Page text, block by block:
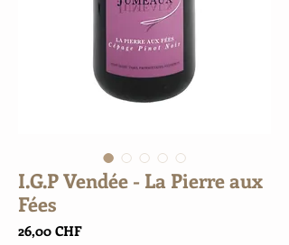
I.G.P Vendée - La Pierre aux
Fées
26,00 CHFPrix